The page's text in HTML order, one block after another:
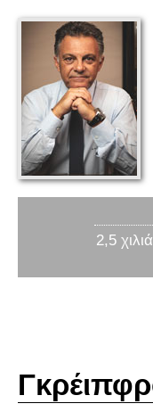
2,5